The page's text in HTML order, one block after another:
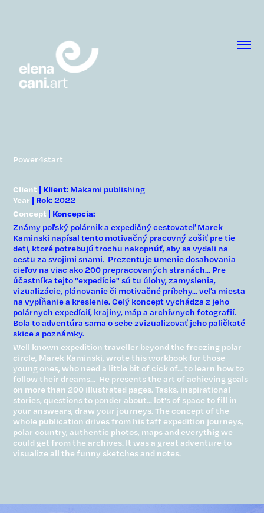
Power4start
Client | Klient: Makami publishing
Year | Rok:2022
Concept | Koncepcia:
Známy poľský polárnik a expedičný cestovateľ Marek
Kaminski napísal tento motivačný pracovný zošiť pre tie
deti, ktoré potrebujú trochu nakopnúť, aby sa vydali na
cestu za svojimi snami. Prezentuje umenie dosahovania
cieľov na viac ako 200 prepracovaných stranách... Pre
účastníka tejto "expedície" sú tu úlohy, zamyslenia,
vizualizácie, plánovanie či motivačné príbehy... veľa miesta
na vypĺňanie a kreslenie. Celý koncept vychádza z jeho
polárnych expedícií, krajiny, máp a archívnych fotografií.
Bola to adventúra sama o sebe zvizualizovať jeho paličkaté
skice a poznámky.
Well known expedition traveller beyond the freezing polar
circle, Marek Kaminski, wrote this workbook for those
young ones, who need a little bit of cick of... to learn how to
follow their dreams... He presents the art of achieving goals
on more than 200 illustrated pages. Tasks, inspirational
stories, questions to ponder about... lot's of space to fill in
your answears, draw your journeys. The concept of the
whole publication drives from his taff expedition journeys,
polar country, authentic photos, maps and everythig we
could get from the archives. It was a great adventure to
visualize all the funny sketches and notes.